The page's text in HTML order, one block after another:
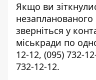
Якщо ви
зверніться у
міськради по
12-12, (095) 732-
732-12-12.